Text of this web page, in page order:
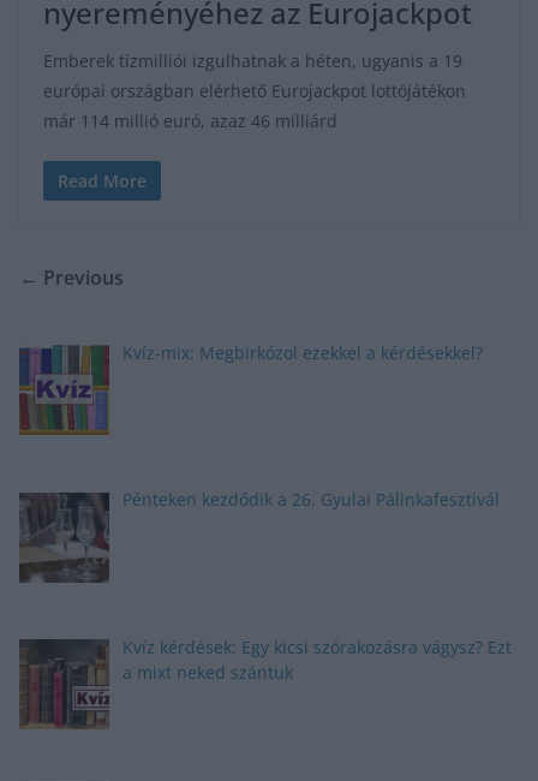
nyereményéhez az Eurojackpot
Emberek tízmilliói izgulhatnak a héten, ugyanis a 19
európai országban elérhető Eurojackpot lottójátékon
már 114 millió euró, azaz 46 milliárd
Read More
← Previous
Kvíz-mix: Megbirkózol ezekkel a kérdésekkel?
Pénteken kezdődik a 26. Gyulai Pálinkafesztivál
Kvíz kérdések: Egy kicsi szórakozásra vágysz? Ezt
a mixt neked szántuk